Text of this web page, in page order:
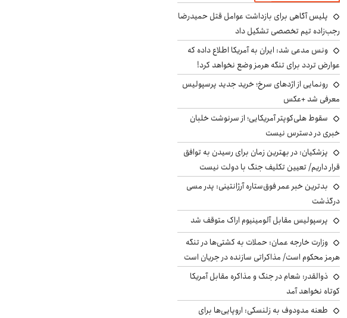
پلیس آگاهی برای بازداشت عوامل قتل حمیدرضا
رجب‌زاده تیم تخصصی تشکیل داد
ونس مدعی شد: ایران به آمریکا اطلاع داده که
عوارض تردد برای تنگه هرمز وضع نخواهد کرد!
رونمایی از اژدهای سرخ؛ خرید جدید پرسپولیس
معرفی شد +عکس
سقوط هلی‌کوپتر آمریکایی؛ از سرنوشت خلبان
خبری در دسترس نیست
پزشکیان‌: در بهترین زمان برای رسیدن به توافق
قرار داریم/ تعیین تکلیف جنگ با دولت نیست
بدترین خبر عمر فوق‌ستاره آرژانتینی: پدر مسی
درگذشت
پرسپولیس مقابل آلومینیوم اراک متوقف شد
وزارت خارجه عمان: حملات به کشتی‌ها در تنگه
هرمز محکوم است/ مذاکراتی سازنده در جریان است
ذوالقدر: شعام در جنگ و مذاکره مقابل آمریکا
کوتاه نخواهد آمد
طعنه مدودوف به زلنسکی: اروپایی‌ها برای